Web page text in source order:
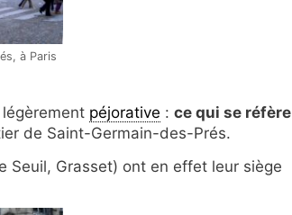
à Paris
péjorative : ce qui se réfère
de Saint-Germain-des-Prés.
Seuil, Grasset) ont en effet leur siège